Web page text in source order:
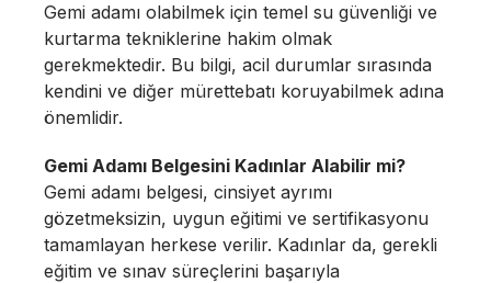
Gemi adamı olabilmek için temel su güvenliği ve
kurtarma tekniklerine hakim olmak
gerekmektedir. Bu bilgi, acil durumlar sırasında
kendini ve diğer mürettebatı koruyabilmek adına
önemlidir.
Gemi Adamı Belgesini Kadınlar Alabilir mi?
Gemi adamı belgesi, cinsiyet ayrımı
gözetmeksizin, uygun eğitimi ve sertifikasyonu
tamamlayan herkese verilir. Kadınlar da, gerekli
eğitim ve sınav süreçlerini başarıyla